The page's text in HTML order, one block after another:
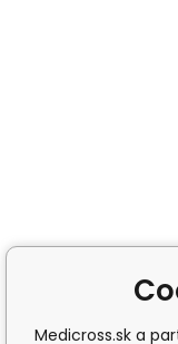
Medicross.sk a